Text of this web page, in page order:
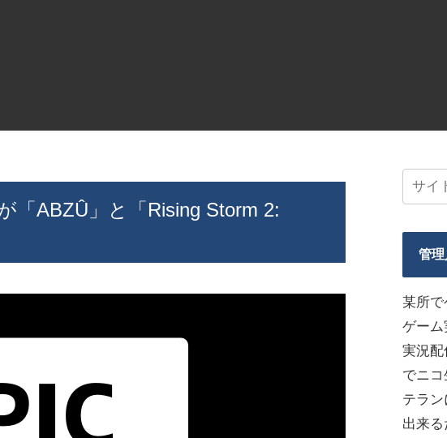
「ABZÛ」と「Rising Storm 2:
管理
某所で
ゲーム
実況
でニ
テラン
出来